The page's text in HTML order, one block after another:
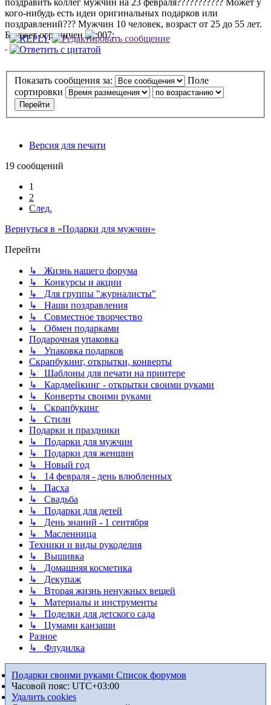
кого-нибудь есть идеи оригинальных подарков или
поздравлений??? Мужчин 10 человек, возраст от 25 до 55 лет.
Бюджет ограничен
Показать сообщения за:
Поле
сортировки
Версия для печати
19 сообщений
1
2
След.
Вернуться в «Подарки для мужчин»
Перейти
↳ Жизнь нашего форума
↳ Конкурсы и акции
↳ Для группы "журналисты"
↳ Наши поздравления
↳ Совместное творчество
↳ Обмен подарками
Подарочная упаковка
↳ Упаковка подарков
Скрапбукинг, открытки, конверты
↳ Шаблоны для печати на принтере
↳ Кардмейкинг - открытки своими руками
↳ Конверты своими руками
↳ Скрапбукинг
↳ Стили
Подарки и праздники
↳ Подарки для мужчин
↳ Подарки для женщин
↳ Новый год
↳ 14 февраля - день влюбленных
↳ Пасха
↳ Свадьба
↳ Подарки для детей
↳ День знаний - 1 сентября
↳ Масленница
Техники и виды рукоделия
↳ Вышивка
↳ Домашняя косметика
↳ Декупаж
↳ Вторая жизнь ненужных вещей
↳ Материалы и инструменты
↳ Поделки для детского сада
↳ Цумами канзаши
Разное
↳ Флудилка
Подарки своими руками Список форумов
Часовой пояс: UTC+03:00
Удалить cookies